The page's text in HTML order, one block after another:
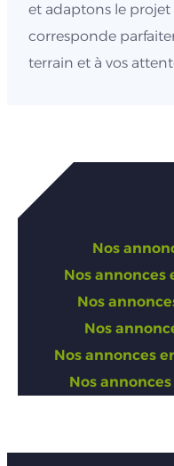
et adaptons le
corresponde
terrain et à vos
Nos
Nos annonces
Nos
Nos
Nos annonces
Nos